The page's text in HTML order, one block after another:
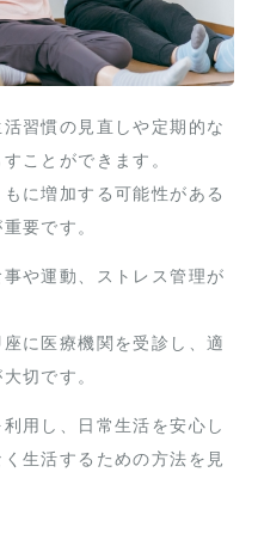
習慣の見直しや定期的な
ことができます。
に増加する可能性がある
要です。
や運動、ストレス管理が
に医療機関を受診し、適
切です。
用し、日常生活を安心し
生活するための方法を見